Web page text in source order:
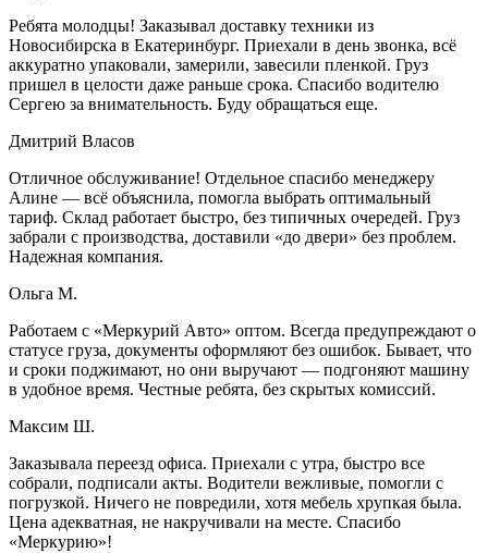
Ребята молодцы! Заказывал доставку техники из
Новосибирска в Екатеринбург. Приехали в день звонка, всё
аккуратно упаковали, замерили, завесили пленкой. Груз
пришел в целости даже раньше срока. Спасибо водителю
Сергею за внимательность. Буду обращаться еще.
Дмитрий Власов
Отличное обслуживание! Отдельное спасибо менеджеру
Алине — всё объяснила, помогла выбрать оптимальный
тариф. Склад работает быстро, без типичных очередей. Груз
забрали с производства, доставили «до двери» без проблем.
Надежная компания.
Ольга М.
Работаем с «Меркурий Авто» оптом. Всегда предупреждают о
статусе груза, документы оформляют без ошибок. Бывает, что
и сроки поджимают, но они выручают — подгоняют машину
в удобное время. Честные ребята, без скрытых комиссий.
Максим Ш.
Заказывала переезд офиса. Приехали с утра, быстро все
собрали, подписали акты. Водители вежливые, помогли с
погрузкой. Ничего не повредили, хотя мебель хрупкая была.
Цена адекватная, не накручивали на месте. Спасибо
«Меркурию»!